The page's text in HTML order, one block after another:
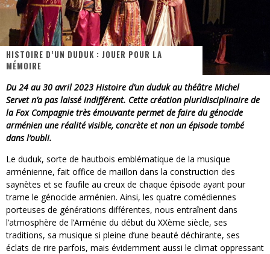
Star Fox
PsyRiver 2026 : la magie revient sur les rives de l’Aar
« Dr Wertham / L’homme qui étudia les tueurs en série » - Un Métier à Risque !
Assassin's Creed Black Flag Resynced
« Damn Them All » - Un duo de Choc !
Yoshi and the mysterious book
HISTOIRE D’UN DUDUK : JOUER POUR LA
MÉMOIRE
Du 24 au 30 avril 2023 Histoire d’un duduk au théâtre Michel
Servet n’a pas laissé indifférent. Cette création pluridisciplinaire de
la Fox Compagnie très émouvante permet de faire dugénocide
arménien une réalité visible, concrète et non un épisode tombé
dans l’oubli.
Le duduk, sorte de hautbois emblématique de la musique
arménienne, fait office de maillon dans la construction des
saynètes et se faufile au creux de chaque épisode ayant pour
trame le génocide arménien. Ainsi, les quatre comédiennes
porteuses de générations différentes, nous entraînent dans
l’atmosphère de l’Arménie du début du XXème siècle, ses
traditions, sa musique si pleine d’une beauté déchirante, ses
éclats de rire parfois, mais évidemment aussi le climat oppressant